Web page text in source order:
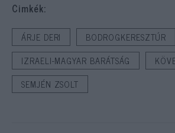
Cimkék:
ÁRJE DERI
BODROGKERESZTÚR
IZRAELI-MAGYAR BARÁTSÁG
SEMJÉN ZSOLT